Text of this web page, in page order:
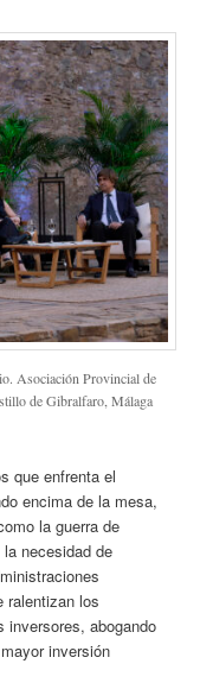
Asociación Provincial de
de Gibralfaro, Málaga
que enfrenta el
encima de la mesa,
la guerra de
necesidad de
ralentizan los
inversores, abogando
inversión